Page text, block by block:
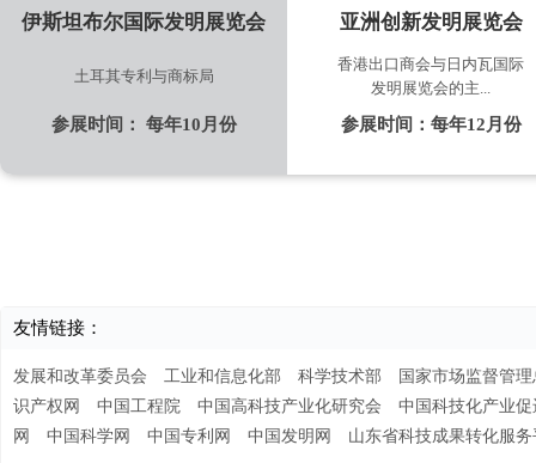
伊斯坦布尔国际发明展览会
土耳其专利与商标局
参展时间： 每年10月份
亚洲创新发明展览会
香港出口商会与日内瓦国际
发明展览会的主...
参展时间： 每年12月份
友情链接：
发展和改革委员会 工业和信息化部 科学技术部
国家市场监督管
识产权网
中国工程院 中国高科技产业化研究会
中国科技化产业促
网
中国科学网 中国专利网 中国发明网 山东省科技成果转化服务